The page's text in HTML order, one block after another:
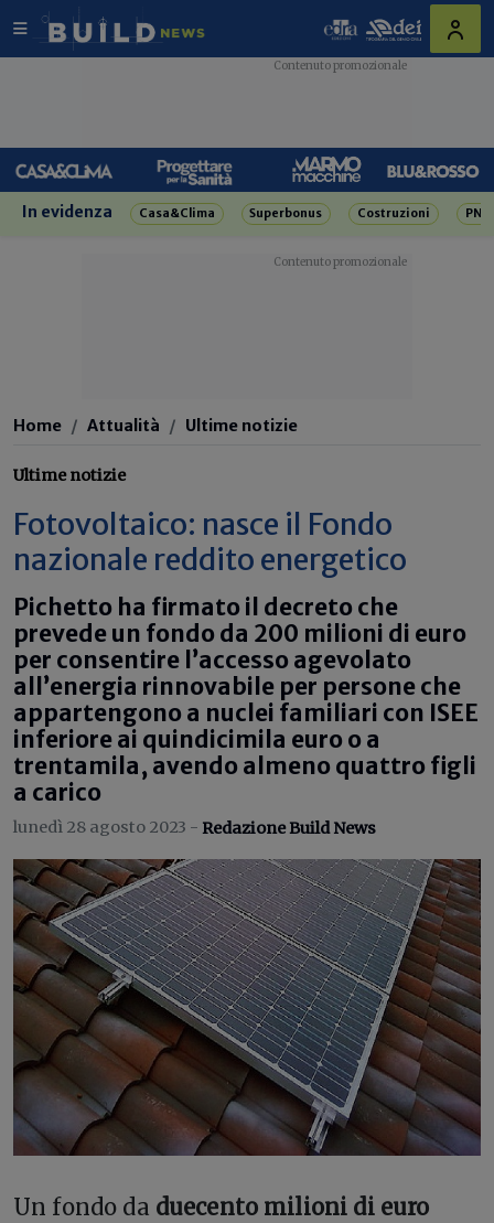
In evidenza Casa&Clima Superbonus Costruzioni
Home Attualità Ultime notizie
Ultime notizie
Fotovoltaico: nasce il Fondo
nazionale reddito energetico
Pichetto ha firmato il decreto che
prevede un fondo da 200 milioni di euro
per consentire l’accesso agevolato
all’energia rinnovabile per persone che
appartengono a nuclei familiari con ISEE
inferiore ai quindicimila euro o a
trentamila, avendo almeno quattro figli
a carico
lunedì 28 agosto 2023 - Redazione Build News
Un fondo da duecento milioni di euro